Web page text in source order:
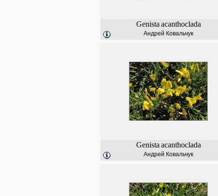
Genista acanthoclada
Андрей Ковальчук
Genista acanthoclada
Андрей Ковальчук